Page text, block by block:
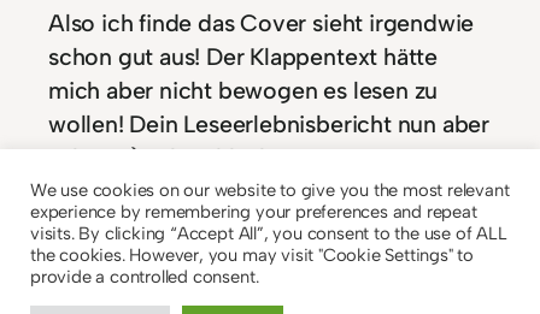
Also ich finde das Cover sieht irgendwie
schon gut aus! Der Klappentext hätte
mich aber nicht bewogen es lesen zu
wollen! Dein Leseerlebnisbericht nun aber
schon! ;). Obwohl ich momentan
irgendwie auf der Suche nach etwas
heiterem bin! Und da noch nicht wirklich
etwas gefunden habe! LG Nick
We use cookies on our website to give you the most relevant
experience by remembering your preferences and repeat
visits. By clicking “Accept All”, you consent to the use of ALL
the cookies. However, you may visit "Cookie Settings" to
provide a controlled consent.